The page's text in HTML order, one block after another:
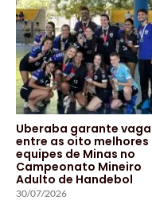
Uberaba garante vaga
entre as oito melhores
equipes de Minas no
Campeonato Mineiro
Adulto de Handebol
30/07/2026